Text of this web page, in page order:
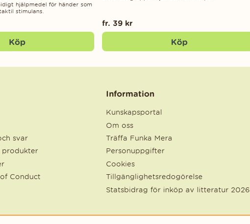
hjälpmedel för händer som
stimulans.
Köp
fr. 39 kr
Köp
svar
produkter
Conduct
Information
Kunskapsportal
Om oss
Träffa Funka Mera
Personuppgifter
Cookies
Tillgänglighetsredogörelse
Statsbidrag för inköp av litteratur 2026